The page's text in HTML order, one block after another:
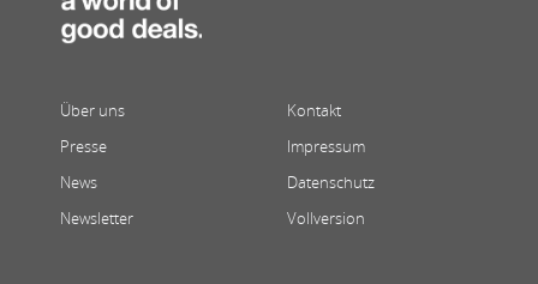
Über uns
Presse
News
Newsletter
Kontakt
Impressum
Datenschutz
Vollversion